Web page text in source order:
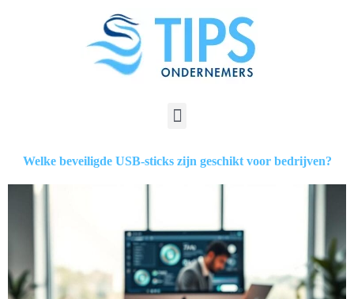
Welke beveiligde USB-sticks zijn geschikt voor bedrijven?